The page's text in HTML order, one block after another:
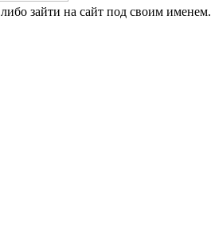
либо зайти на сайт под своим именем.